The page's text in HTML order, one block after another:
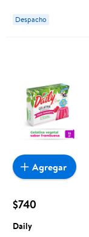
unidades Daily
Despacho
$740
Daily
Agregar